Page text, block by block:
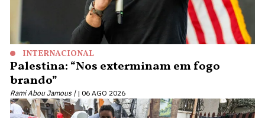
INTERNACIONAL
Palestina: “Nos exterminam em fogo
brando”
Rami Abou Jamous | 06 AGO 2026